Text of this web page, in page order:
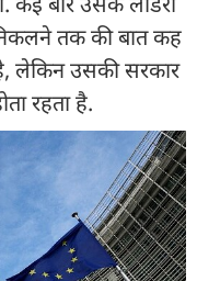
तक की बात कह
लेकिन उसकी सरकार
रहता है.